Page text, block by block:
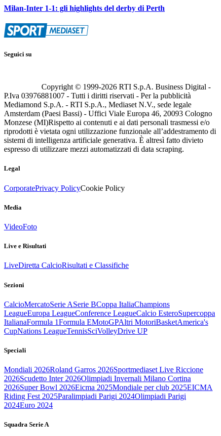
Milan-Inter 1-1: gli highlights del derby di Perth
Seguici su
Copyright © 1999-2026 RTI S.p.A. Business Digital -
P.Iva 03976881007 - Tutti i diritti riservati - Per la pubblicità
Mediamond S.p.A. - RTI S.p.A., Mediaset N.V., sede legale
Amsterdam (Paesi Bassi) - Uffici Viale Europa 46, 20093 Cologno
Monzese (MI)Rispetto ai contenuti e ai dati personali trasmessi e/o
riprodotti è vietata ogni utilizzazione funzionale all’addestramento di
sistemi di intelligenza artificiale generativa. È altresì fatto divieto
espresso di utilizzare mezzi automatizzati di data scraping.
Legal
CorporatePrivacy PolicyCookie Policy
Media
VideoFoto
Live e Risultati
LiveDiretta CalcioRisultati e Classifiche
Sezioni
CalcioMercatoSerie ASerie BCoppa ItaliaChampions
LeagueEuropa LeagueConference LeagueCalcio EsteroSupercoppa
ItalianaFormula 1Formula EMotoGPAltri MotoriBasketAmerica's
CupNations LeagueTennisSciVolleyDrive UP
Speciali
Mondiali 2026Roland Garros 2026Sportmediaset Live Riccione
2026Scudetto Inter 2026Olimpiadi Invernali Milano Cortina
2026Super Bowl 2026Eicma 2025Mondiale per club 2025EICMA
Riding Fest 2025Paralimpiadi Parigi 2024Olimpiadi Parigi
2024Euro 2024
Squadra Serie A